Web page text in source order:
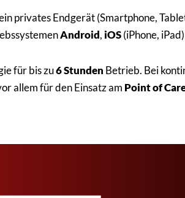
privates Endgerät (Smartphone,
Android, iOS(iPhone,
für bis zu6 Stunden Betrieb. Bei
allem für den Einsatz am Point of